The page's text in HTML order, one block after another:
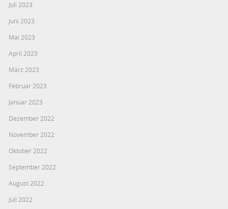
Juli 2023
Juni 2023
Mai 2023
April 2023
März 2023
Februar 2023
Januar 2023
Dezember 2022
November 2022
Oktober 2022
September 2022
August 2022
Juli 2022